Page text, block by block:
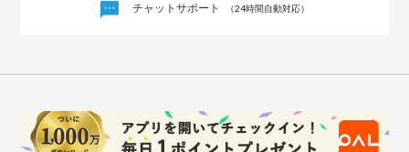
チャットサポート （24時間自動対応）